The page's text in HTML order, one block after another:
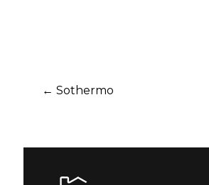
POST
← Sothermo